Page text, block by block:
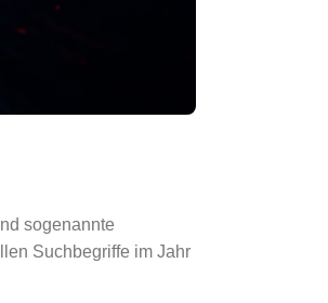
sogenannte
Suchbegriffe im Jahr